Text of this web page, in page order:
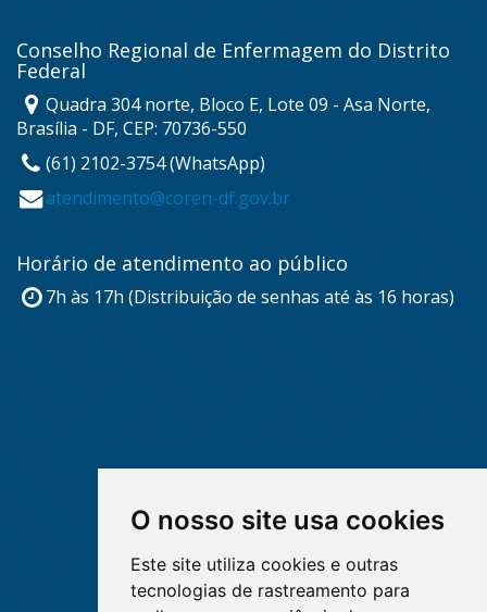
O nosso site usa cookies
Este site utiliza cookies e outras
tecnologias de rastreamento para
Conselho Regional de Enfermagem do Distrito
Federal
Quadra 304 norte, Bloco E, Lote 09 - Asa Norte,
Brasília - DF, CEP: 70736-550
(61) 2102-3754 (WhatsApp)
atendimento@coren-df.gov.br
Horário de atendimento ao público
7h às 17h (Distribuição de senhas até às 16 horas)